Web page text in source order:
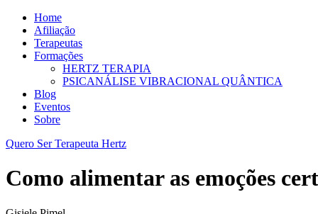
Home
Afiliação
Terapeutas
Formações
HERTZ TERAPIA
PSICANÁLISE VIBRACIONAL QUÂNTICA
Blog
Eventos
Sobre
Quero Ser Terapeuta Hertz
Como alimentar as emoções